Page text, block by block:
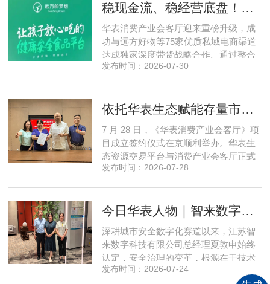
源同步联动，以沉浸式实景打卡、全流
式，全方位拆解新疆优质驼奶
稳现金流、稳经营底盘！华表消费产业会客厅携手75家头部私域电商渠道赋能地产存量空间，打造消费产业新基建
华表消费产业会客厅迎来重磅升级，成
功与远方好物等75家优质私域电商渠道
达成独家深度带货战略合作。通过整合
全网顶尖私域资源，项目搭建起全国性
矩阵，核心竞争力与行业影响力实现跨
实体经济长效发展注入全新动能
发布时间：2026-07-30
依托华表生态赋能存量市场《华表消费产业会客厅》项目签约落地
7 月 28 日，《华表消费产业会客厅》项
目成立签约仪式在京顺利举办。华表生
态资源交易平台与消费产业会客厅正式
签署合作协议，标志着立足华表生态资
源交易平台董事长吴海花，消费产业会
资管理有限公司总经理孙燕南
发布时间：2026-07-28
今日华表人物｜智来数字总经理夏敦申：探寻城市风险 AI 防控创新之路
深耕城市安全数字化赛道以来，江苏智
来数字科技有限公司总经理夏敦申始终
认定，安全治理的变革，根源在于技术
模式的革新。在他看来，智慧消防不只
发布时间：2026-07-24